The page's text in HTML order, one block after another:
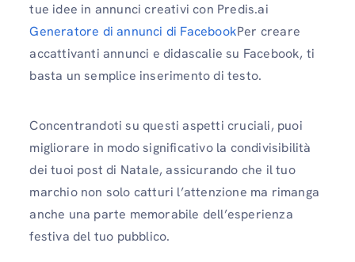
tue idee in annunci creativi con Predis.ai
Generatore di annunci di FacebookPer creare
accattivanti annunci e didascalie su Facebook, ti ​​
basta un semplice inserimento di testo.
Concentrandoti su questi aspetti cruciali, puoi
migliorare in modo significativo la condivisibilità
dei tuoi post di Natale, assicurando che il tuo
marchio non solo catturi l’attenzione ma rimanga
anche una parte memorabile dell’esperienza
festiva del tuo pubblico.